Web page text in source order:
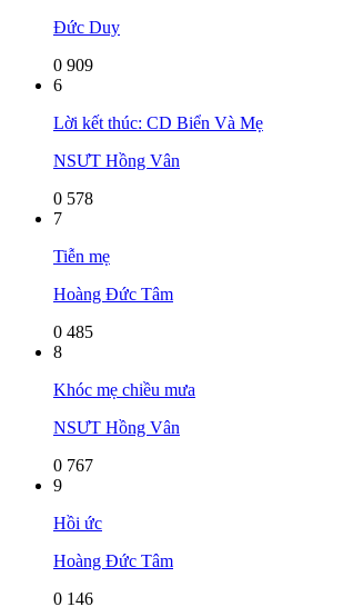
Đức Duy
0 909
6
Lời kết thúc: CD Biển Và Mẹ
NSƯT Hồng Vân
0 578
7
Tiễn mẹ
Hoàng Đức Tâm
0 485
8
Khóc mẹ chiều mưa
NSƯT Hồng Vân
0 767
9
Hồi ức
Hoàng Đức Tâm
0 146